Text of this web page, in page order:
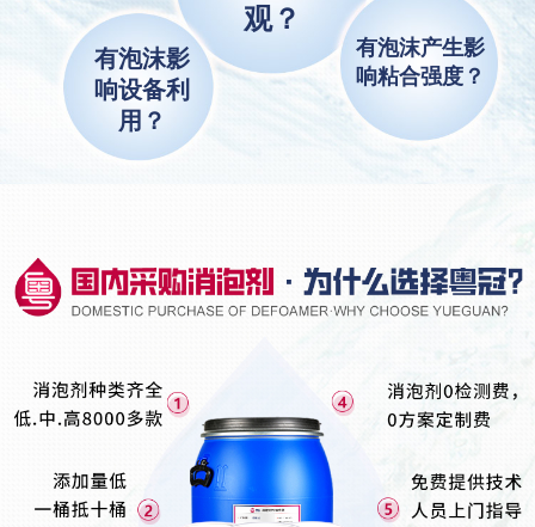
观？
有泡沫影
响设备利
用？
有泡沫产生影
响粘合强度？